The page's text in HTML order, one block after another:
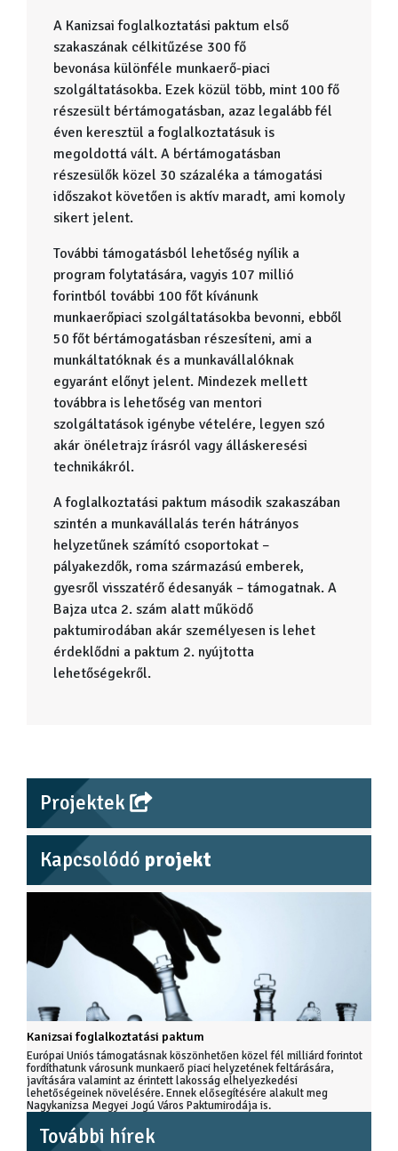
A Kanizsai foglalkoztatási paktum első
szakaszának célkitűzése 300 fő
bevonása különféle munkaerő-piaci
szolgáltatásokba. Ezek közül több, mint 100 fő
részesült bértámogatásban, azaz legalább fél
éven keresztül a foglalkoztatásuk is
megoldottá vált. A bértámogatásban
részesülők közel 30 százaléka a támogatási
időszakot követően is aktív maradt, ami komoly
sikert jelent.
További támogatásból lehetőség nyílik a
program folytatására, vagyis 107 millió
forintból további 100 főt kívánunk
munkaerőpiaci szolgáltatásokba bevonni, ebből
50 főt bértámogatásban részesíteni, ami a
munkáltatóknak és a munkavállalóknak
egyaránt előnyt jelent. Mindezek mellett
továbbra is lehetőség van mentori
szolgáltatások igénybe vételére, legyen szó
akár önéletrajz írásról vagy álláskeresési
technikákról.
A foglalkoztatási paktum második szakaszában
szintén a munkavállalás terén hátrányos
helyzetűnek számító csoportokat –
pályakezdők, roma származású emberek,
gyesről visszatérő édesanyák – támogatnak. A
Bajza utca 2. szám alatt működő
paktumirodában akár személyesen is lehet
érdeklődni a paktum 2. nyújtotta
lehetőségekről.
Projektek
Kapcsolódó projekt
Kanizsai foglalkoztatási paktum
Európai Uniós támogatásnak köszönhetően közel fél milliárd forintot
fordíthatunk városunk munkaerő piaci helyzetének feltárására,
javítására valamint az érintett lakosság elhelyezkedési
lehetőségeinek növelésére. Ennek elősegítésére alakult meg
Nagykanizsa Megyei Jogú Város Paktumirodája is.
További hírek